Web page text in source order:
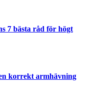
7 bästa råd för högt
korrekt armhävning